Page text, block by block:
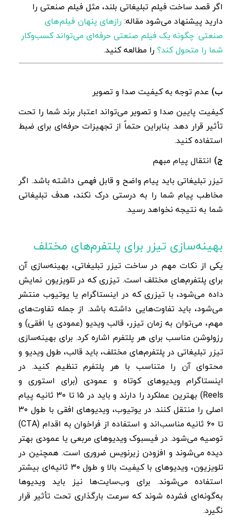
اگر قصد ساخت فیلم تبلیغاتی بلند، مثل فیلم صنعتی را
دارید پیشنهاد می‌شود مقاله: رازهای پنهان فیلم‌های
صنعتی: چگونه یک فیلم صنعتی حرفه‌ای می‌تواند کسب‌وکار
شما را متحول کند؟را مطالعه کنید.
ب) عدم توجه به کیفیت صدا و تصویر
کیفیت پایین صدا و تصویر می‌تواند اعتبار برند شما را تحت
تأثیر قرار دهد. بنابراین حتماً از تجهیزات حرفه‌ای برای ضبط
استفاده کنید.
ج) انتقال پیام مبهم
تیزر تبلیغاتی باید پیام واضح و قابل فهمی داشته باشد. اگر
مخاطب پیام شما را به درستی درک نکند، هدف تبلیغاتی
شما به نتیجه نخواهد رسید.
بهینه‌سازی تیزر برای پلتفرم‌های مختلف
یکی از نکات مهم در ساخت تیزر تبلیغاتی، بهینه‌سازی آن
برای پلتفرم‌های مختلف است. تیزری که در تلویزیون نمایش
داده می‌شود، با تیزری که در اینستاگرام یا یوتیوب منتشر
می‌شود، باید تفاوت‌هایی داشته باشد. از جمله تفاوت‌های
مهم، می‌توان به زمان تیزر، قالب ویدیو (عمودی یا افقی) و
رزولوشن مناسب برای هر پلتفرم اشاره کرد. برای بهینه‌سازی
تیزر تبلیغاتی در پلتفرم‌های مختلف، باید قالب، طول ویدیو و
محتوای آن را متناسب با هر پلتفرم تنظیم کنید. در
اینستاگرام ویدیوهای کوتاه و عمودی (برای استوری و
Reels) بهترین عملکرد را دارند و باید در ۱۵ تا ۳۰ ثانیه پیام
اصلی را منتقل کنند. در یوتیوب، ویدیوهای افقی با طول ۳۰
تا ۶۰ ثانیه مناسب‌اند و استفاده از فراخوان به اقدام (CTA)
توصیه می‌شود. در فیسبوک ویدیوهای مربعی یا عمودی بهتر
دیده می‌شوند و افزودن زیرنویس ضروری است. همچنین در
تلویزیون، ویدیوهای با کیفیت بالا و طول ۳۰ ثانیه‌ای بیشتر
استفاده می‌شوند. برای وب‌سایت‌ها نیز باید ویدیوها
به‌گونه‌ای فشرده شوند که سرعت بارگذاری تحت تأثیر قرار
نگیرد.